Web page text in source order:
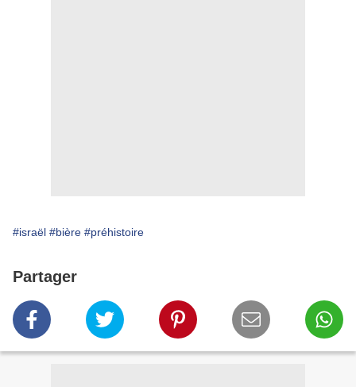
#israël #bière #préhistoire
Partager